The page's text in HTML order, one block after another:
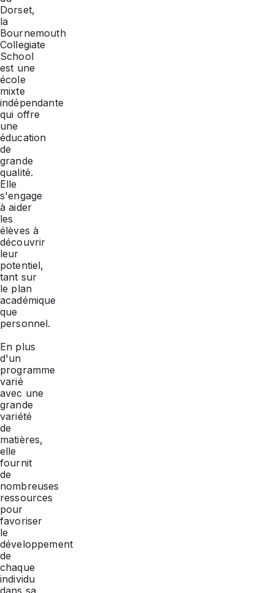
Dorset,
la
Bournemouth
Collegiate
School
est une
école
mixte
indépendante
qui offre
une
éducation
de
grande
qualité.
Elle
s'engage
à aider
les
élèves à
découvrir
leur
potentiel,
tant sur
le plan
académique
que
personnel.
En plus
d'un
programme
varié
avec une
grande
variété
de
matières,
elle
fournit
de
nombreuses
ressources
pour
favoriser
le
développement
de
chaque
individu
dans sa